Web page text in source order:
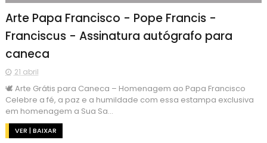
Arte Papa Francisco - Pope Francis -
Franciscus - Assinatura autógrafo para
caneca
21 abril
🕊️ Arte Grátis para Caneca – Homenagem ao Papa Francisco
Celebre a fé, a paz e a humildade com essa estampa exclusiva
em homenagem a Sua Sa...
VER | BAIXAR